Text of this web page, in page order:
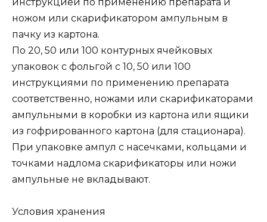
ножом или скарификатором ампульным в
пачку из картона.
По 20, 50 или 100 контурных ячейковых
упаковок с фольгой с 10, 50 или 100
инструкциями по применению препарата
соответственно, ножами или скарификаторами
ампульными в коробки из картона или ящики
из гофрированного картона (для стационара).
При упаковке ампул с насечками, кольцами и
точками надлома скарификаторы или ножи
ампульные не вкладывают.
Условия хранения